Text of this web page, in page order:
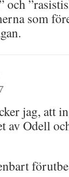
och
som
jag, att
av Odell